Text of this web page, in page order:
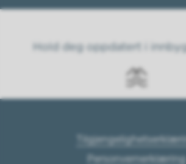
Hold deg oppdatert i
Personvernerklæring